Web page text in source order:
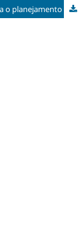
O Desenho Ambiental Urbano como base para o planejamento da Infraestrutura Verde: um estudo de caso em Teresina, PI.